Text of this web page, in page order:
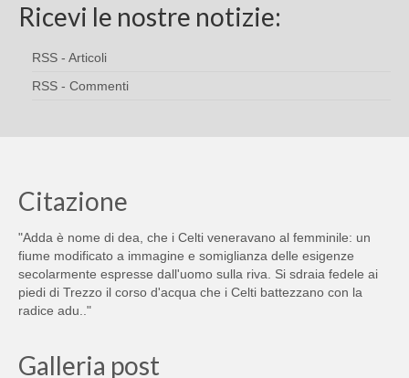
Ricevi le nostre notizie:
RSS - Articoli
RSS - Commenti
Citazione
"Adda è nome di dea, che i Celti veneravano al femminile: un
fiume modificato a immagine e somiglianza delle esigenze
secolarmente espresse dall'uomo sulla riva. Si sdraia fedele ai
piedi di Trezzo il corso d'acqua che i Celti battezzano con la
radice adu.."
Galleria post